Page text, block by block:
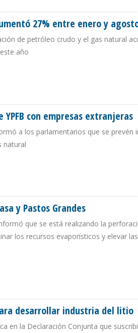
27% entre enero y
de petróleo crudo y el gas natural
año
con empresas extranjeras
a los parlamentarios que se prevén
natural
y Pastos Grandes
que se está realizando la
los recursos evaporísticos y elevar
desarrollar industria del litio
en la Declaración Conjunta que